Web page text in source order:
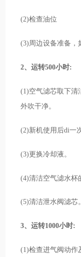
(2)检查油位
(3)周边设备准备，
2、运转500小时:
(1)空气滤芯取下清
外吹干净。
(2)新机使用后di一
(3)更换冷却液。
(4)清洁空气滤水杯
(5)清洁泄水阀滤芯。
3、运转1000小时:
(1)检查进气阀动作